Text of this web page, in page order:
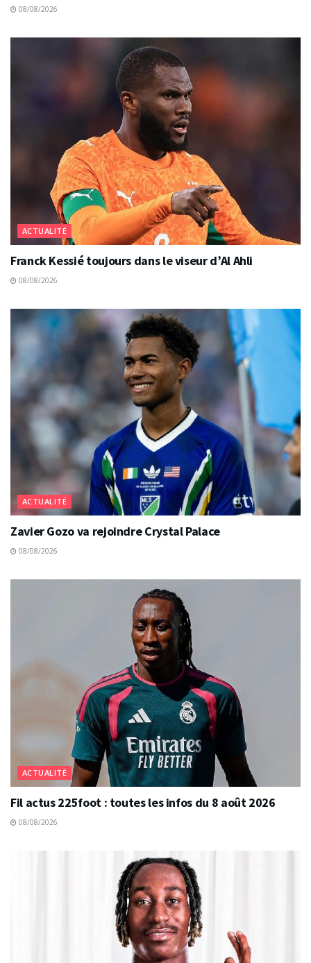
08/08/2026
ACTUALITÉ
Franck Kessié toujours dans le viseur d’Al Ahli
08/08/2026
ACTUALITÉ
Zavier Gozo va rejoindre Crystal Palace
08/08/2026
ACTUALITÉ
Fil actus 225foot : toutes les infos du 8 août 2026
08/08/2026